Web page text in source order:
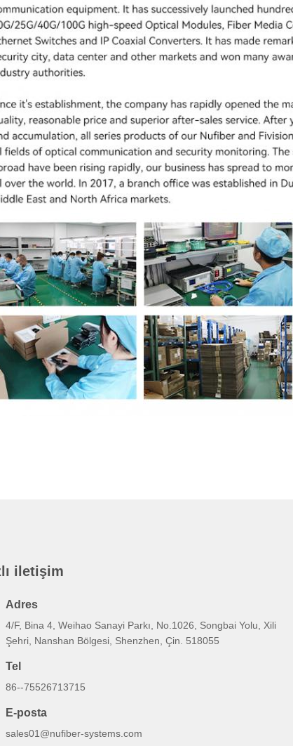
iletişim
Adres
4/F, Bina 4, Weihao Sanayi Parkı, No.1026, Songbai Yolu, Xili
Şehri, Nanshan Bölgesi, Shenzhen, Çin. 518055
Tel
86--75526713715
E-posta
sales01@nufiber-systems.com